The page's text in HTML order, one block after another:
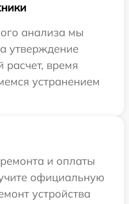
анализа мы
утверждение
расчет, время
устранением
и оплаты
официальную
устройства